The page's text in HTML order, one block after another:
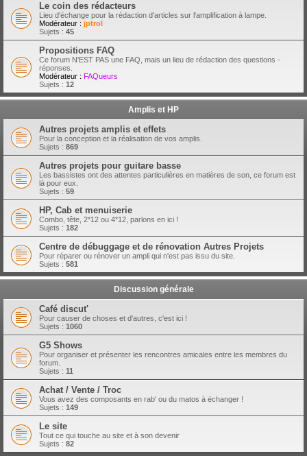
Le coin des rédacteurs
Lieu d'échange pour la rédaction d'articles sur l'amplification à lampe.
Modérateur : jptrol
Sujets : 45
Propositions FAQ
Ce forum N'EST PAS une FAQ, mais un lieu de rédaction des questions -
réponses.
Modérateur : FAQueurs
Sujets : 12
Amplis et HP
Autres projets amplis et effets
Pour la conception et la réalisation de vos amplis.
Sujets : 869
Autres projets pour guitare basse
Les bassistes ont des attentes particulières en matières de son, ce forum est
là pour eux.
Sujets : 59
HP, Cab et menuiserie
Combo, tête, 2*12 ou 4*12, parlons en ici !
Sujets : 182
Centre de débuggage et de rénovation Autres Projets
Pour réparer ou rénover un ampli qui n'est pas issu du site.
Sujets : 581
Discussion générale
Café discut'
Pour causer de choses et d'autres, c'est ici !
Sujets : 1060
G5 Shows
Pour organiser et présenter les rencontres amicales entre les membres du
forum.
Sujets : 11
Achat / Vente / Troc
Vous avez des composants en rab' ou du matos à échanger !
Sujets : 149
Le site
Tout ce qui touche au site et à son devenir
Sujets : 82